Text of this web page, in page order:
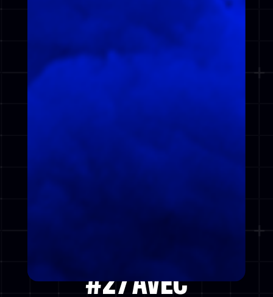
POWERED BY
L’ARTICLE DE
#27 AVEC